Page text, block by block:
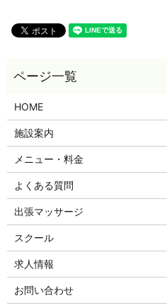
HOME
施設案内
メニュー・料金
よくある質問
出張マッサージ
スクール
求人情報
お問い合わせ